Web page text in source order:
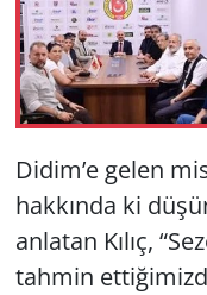
Didim’e gelen
hakkında ki
anlatan Kılıç,
tahmin